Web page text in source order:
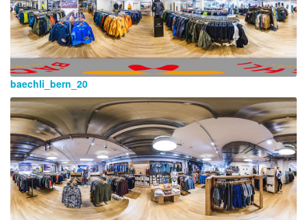
baechli_bern_20